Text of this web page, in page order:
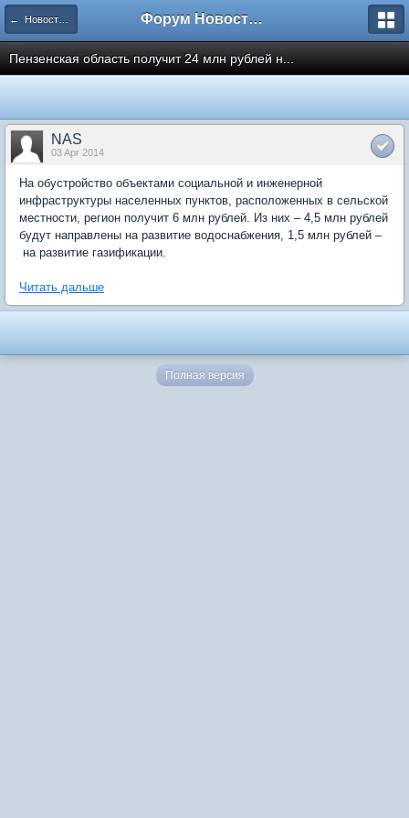
← Новости рынка недвижимости Форум Новостройки
Пензенская область получит 24 млн рублей н...
NAS
03 Apr 2014
На обустройство объектами социальной и инженерной
инфраструктуры населенных пунктов, расположенных в сельской
местности, регион получит 6 млн рублей. Из них – 4,5 млн рублей
будут направлены на развитие водоснабжения, 1,5 млн рублей –
на развитие газификации.
Читать дальше
Полная версия